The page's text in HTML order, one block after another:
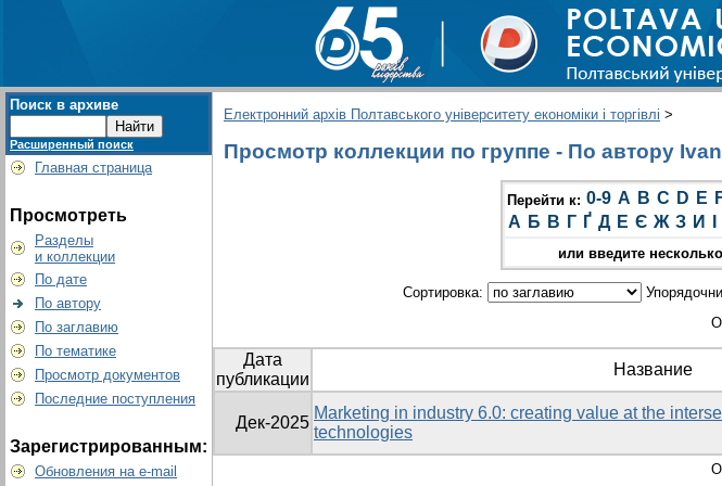
Поиск в архиве
Расширенный поиск
Главная страница
Просмотреть
Разделы
и коллекции
По дате
По автору
По заглавию
По тематике
Просмотр документов
Последние поступления
Зарегистрированным:
Обновления на e-mail
Електронний архів Полтавського університету економіки і торгівлі >
Просмотр коллекции по группе - По автору
Перейти к: 0-9 A B C D E
А Б В Г Ґ Д Е Є Ж З И
или введите
Сортировка:
Дата
публикации
Название
Дек-2025
Marketing in industry 6.0: creating value at the
technologies